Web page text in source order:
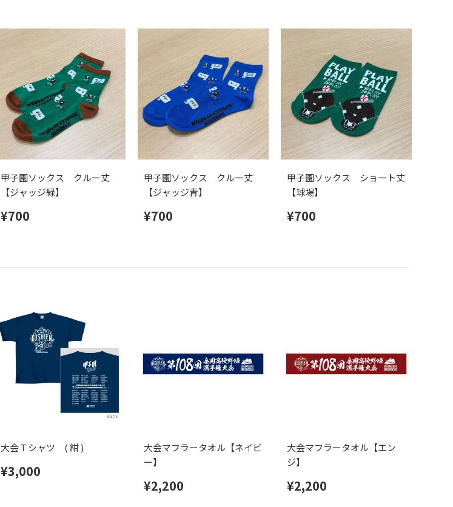
甲子園ソックス クルー丈
【ジャッジ緑】
¥700
甲子園ソックス クルー丈
【ジャッジ青】
¥700
甲子園ソックス ショート丈
【球場】
¥700
大会Ｔシャツ ( 紺 )
¥3,000
大会マフラータオル【ネイビ
ー】
¥2,200
大会マフラータオル【エン
ジ】
¥2,200